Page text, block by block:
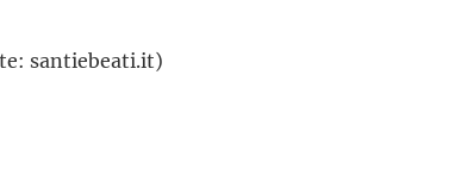
santiebeati.it)